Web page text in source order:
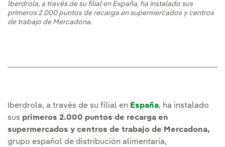
Iberdrola, a través de su filial en España, ha instalado sus
primeros 2.000 puntos de recarga en supermercados y centros
de trabajo de Mercadona.
Iberdrola, a través de su filial en España, ha instalado
sus primeros 2.000 puntos de recarga en
supermercados y centros de trabajo de Mercadona,
grupo español de distribución alimentaria,